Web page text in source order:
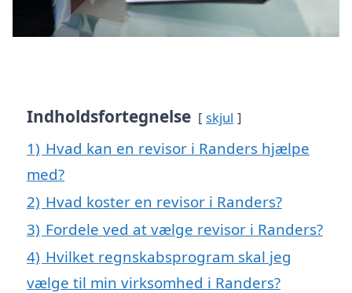
Indholdsfortegnelse skjul
1) Hvad kan en revisor i Randers hjælpe
med?
2) Hvad koster en revisor i Randers?
3) Fordele ved at vælge revisor i Randers?
4) Hvilket regnskabsprogram skal jeg
vælge til min virksomhed i Randers?